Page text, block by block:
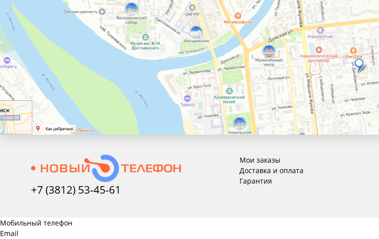
+7 (3812) 53-45-61
Мои заказы
Доставка и оплата
Гарантия
Мобильный телефон
Email